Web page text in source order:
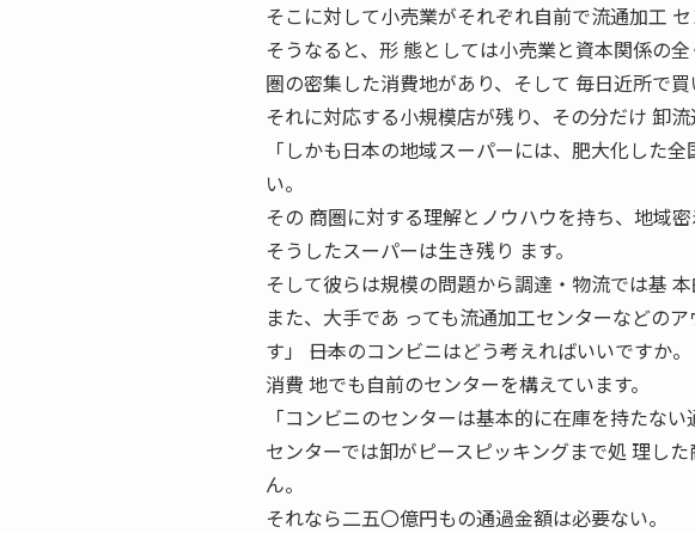
そこに対して小売業がそれぞれ自前で流通加工
そうなると、形 態としては小売業と資本関係の
圏の密集した消費地があり、そして 毎日近所で
それに対応する小規模店が残り、その分だけ 卸
「しかも日本の地域スーパーには、肥大化した
い。
その 商圏に対する理解とノウハウを持ち、地域
そうしたスーパーは生き残り ます。
そして彼らは規模の問題から調達・物流では基
また、大手であ っても流通加工センターなどの
す」 ――日本のコンビニはどう考えればいいですか。
消費 地でも自前のセンターを構えています。
「コンビニのセンターは基本的に在庫を持たない
センターでは卸がピースピッキングまで処 理し
ん。
それなら二五〇億円もの通過金額は必要ない。